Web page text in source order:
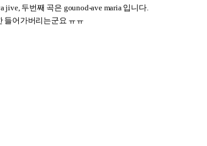
jive, 두번째 곡은 gounod-ave maria 입니다.
들어가버리는군요 ㅠㅠ